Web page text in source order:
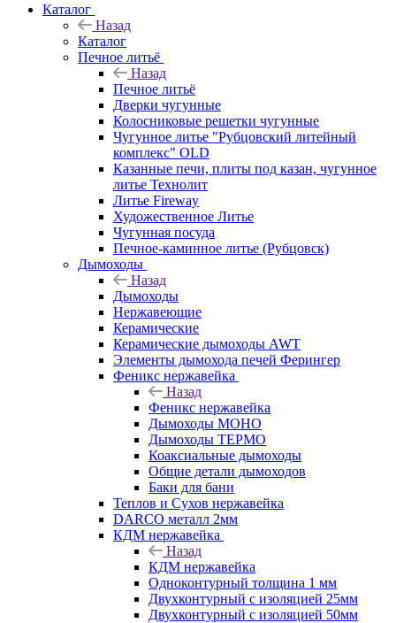
Каталог
Назад
Каталог
Печное литьё
Назад
Печное литьё
Дверки чугунные
Колосниковые решетки чугунные
Чугунное литье "Рубцовский литейный
комплекс" OLD
Казанные печи, плиты под казан, чугунное
литье Технолит
Литье Fireway
Художественное Литье
Чугунная посуда
Печное-каминное литье (Рубцовск)
Дымоходы
Назад
Дымоходы
Нержавеющие
Керамические
Керамические дымоходы AWT
Элементы дымохода печей Ферингер
Феникс нержавейка
Назад
Феникс нержавейка
Дымоходы МОНО
Дымоходы ТЕРМО
Коаксиальные дымоходы
Общие детали дымоходов
Баки для бани
Теплов и Сухов нержавейка
DARCO металл 2мм
КДМ нержавейка
Назад
КДМ нержавейка
Одноконтурный толщина 1 мм
Двухконтурный с изоляцией 25мм
Двухконтурный с изоляцией 50мм